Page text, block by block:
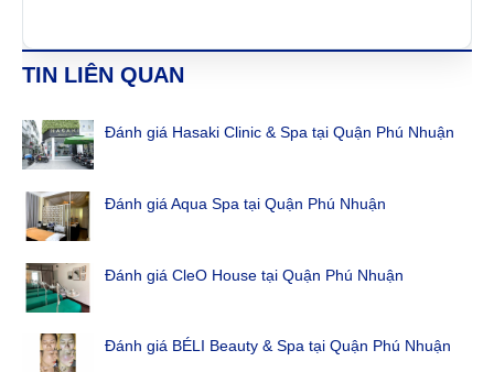
TIN LIÊN QUAN
Đánh giá Hasaki Clinic & Spa tại Quận Phú Nhuận
Đánh giá Aqua Spa tại Quận Phú Nhuận
Đánh giá CleO House tại Quận Phú Nhuận
Đánh giá BÉLI Beauty & Spa tại Quận Phú Nhuận